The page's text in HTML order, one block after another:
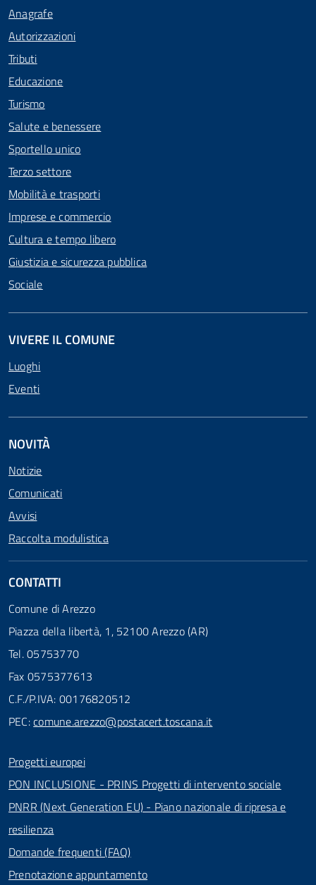
Anagrafe
Autorizzazioni
Tributi
Educazione
Turismo
Salute e benessere
Sportello unico
Terzo settore
Mobilità e trasporti
Imprese e commercio
Cultura e tempo libero
Giustizia e sicurezza pubblica
Sociale
VIVERE IL COMUNE
Luoghi
Eventi
NOVITÀ
Notizie
Comunicati
Avvisi
Raccolta modulistica
CONTATTI
Comune di Arezzo
Piazza della libertà, 1, 52100 Arezzo (AR)
Tel. 05753770
Fax 0575377613
C.F./P.IVA: 00176820512
PEC:comune.arezzo@postacert.toscana.it
Progetti europei
PON INCLUSIONE - PRINS Progetti di intervento sociale
PNRR (Next Generation EU) - Piano nazionale di ripresa e
resilienza
Domande frequenti (FAQ)
Prenotazione appuntamento